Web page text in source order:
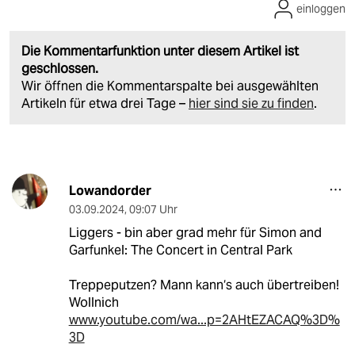
Die Kommentarfunktion unter diesem Artikel ist
geschlossen.
Wir öffnen die Kommentarspalte bei ausgewählten
Artikeln für etwa drei Tage – hier sind sie zu finden.
einloggen
Lowandorder
03.09.2024, 09:07 Uhr
Liggers - bin aber grad mehr für Simon and
Garfunkel: The Concert in Central Park
Treppeputzen? Mann kann‘s auch übertreiben!
Wollnich
www.youtube.com/wa...p=2AHtEZACAQ%3D%
3D